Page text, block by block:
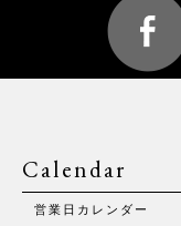
Calendar
営業日カレンダー